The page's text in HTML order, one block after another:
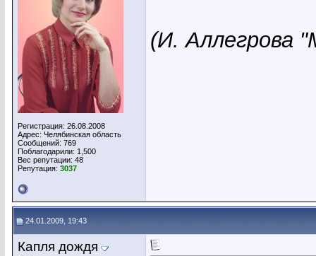
Регистрация: 26.08.2008
Адрес: Челябинская область
Сообщений: 769
Поблагодарили: 1,500
Вес репутации: 48
Репутация: 3037
(И. Аллегрова
24.01.2009, 19:43
Капля дождя